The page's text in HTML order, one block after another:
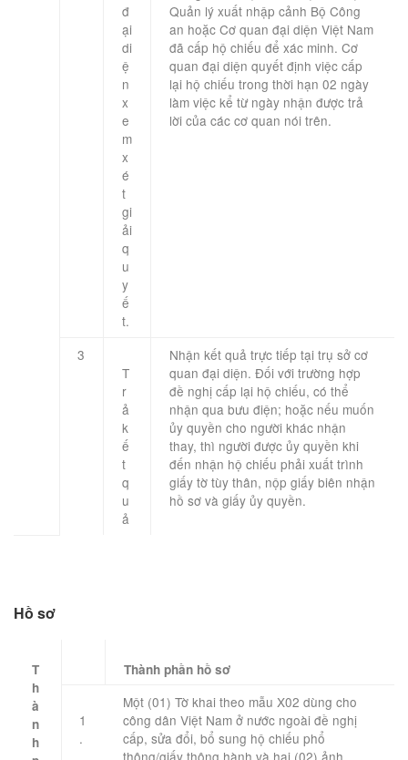
đ
ại
di
ệ
n
x
e
m
x
é
t
gi
ải
q
u
y
ế
t.
Quản lý xuất nhập cảnh Bộ Công
an hoặc Cơ quan đại diện Việt Nam
đã cấp hộ chiếu để xác minh. Cơ
quan đại diện quyết định việc cấp
lại hộ chiếu trong thời hạn 02 ngày
làm việc kể từ ngày nhận được trả
lời của các cơ quan nói trên.
​3
T
r
ả
k
ế
t
q
u
ả
​Nhận kết quả trực tiếp tại trụ sở cơ
quan đại diện. Đối với trường hợp
đề nghị cấp lại hộ chiếu, có thể
nhận qua bưu điện; hoặc nếu muốn
ủy quyền cho người khác nhận
thay, thì người được ủy quyền khi
đến nhận hộ chiếu phải xuất trình
giấy tờ tùy thân, nộp giấy biên nhận
hồ sơ và giấy ủy quyền.
Hồ sơ
T
h
à
n
h
​Thành phần hồ sơ
1
.
Một (01) Tờ khai theo mẫu X02 dùng cho
công dân Việt Nam ở nước ngoài đề nghị
cấp, sửa đổi, bổ sung hộ chiếu phổ
thông/giấy thông hành và hai (02) ảnh